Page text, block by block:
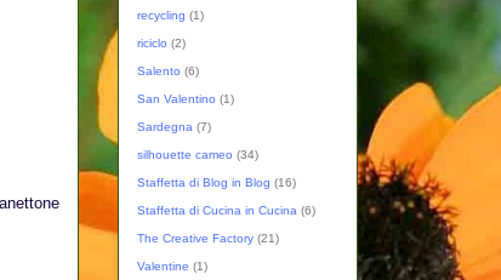
recycling (1)
riciclo (2)
Salento (6)
San Valentino (1)
Sardegna (7)
silhouette cameo (34)
Staffetta di Blog in Blog (16)
Staffetta di Cucina in Cucina (6)
The Creative Factory (21)
Valentine (1)